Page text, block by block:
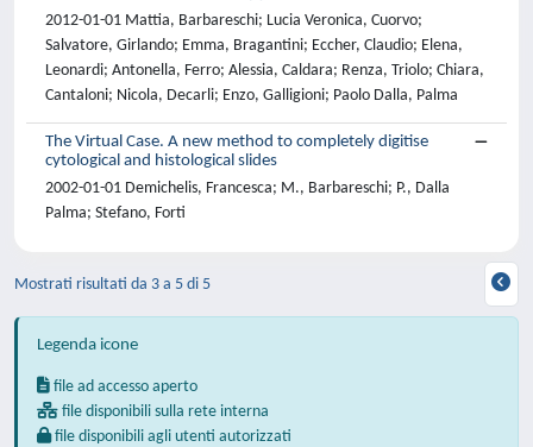
2012-01-01 Mattia, Barbareschi; Lucia Veronica, Cuorvo;
Salvatore, Girlando; Emma, Bragantini; Eccher, Claudio; Elena,
Leonardi; Antonella, Ferro; Alessia, Caldara; Renza, Triolo; Chiara,
Cantaloni; Nicola, Decarli; Enzo, Galligioni; Paolo Dalla, Palma
The Virtual Case. A new method to completely digitise
cytological and histological slides
2002-01-01 Demichelis, Francesca; M., Barbareschi; P., Dalla
Palma; Stefano, Forti
Mostrati risultati da 3 a 5 di 5
Legenda icone
file ad accesso aperto
file disponibili sulla rete interna
file disponibili agli utenti autorizzati